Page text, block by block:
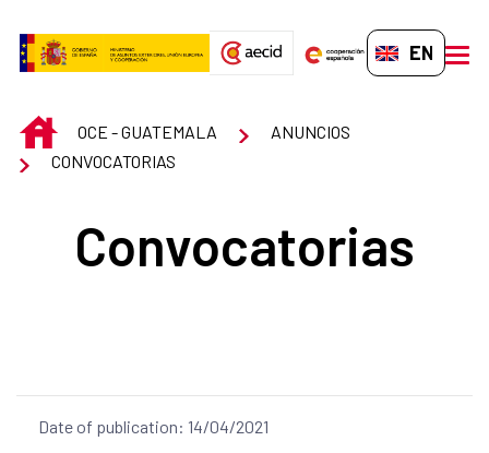
EN-GB
INICIOOCE - GUATEMALA
ANUNCIOS
CONVOCATORIAS
Convocatorias
Date of publication: 14/04/2021